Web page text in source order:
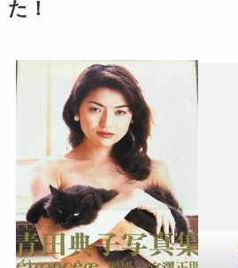
た！